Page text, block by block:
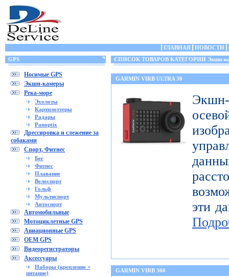
ГЛАВНАЯ НОВОСТИ
GPS
Носимые GPS
Экшн-камеры
Река-море
Эхолоты
Картплоттеры
Радары
Panoptix
Дрессировка и слежение за
собаками
Спорт, Фитнес
Бег
Фитнес
Плавание
Велоспорт
Гольф
Мультиспорт
Автоспорт
Автомобильные
Мотоциклетные GPS
Авиационные GPS
OEM GPS
Видеорегистраторы
Аксессуары
Наборы (крепление +
питание)
СПИСОК ТОВАРОВ КАТЕГОРИИ Экшн-
GARMIN VIRB ULTRA 30
эти
GARMIN VIRB 360